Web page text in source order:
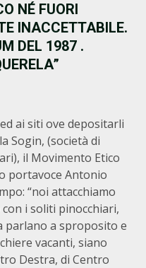
NÉ FUORI
INACCETTABILE.
DEL 1987 .
ai siti ove depositarli
Sogin, (società di
il Movimento Etico
portavoce Antonio
“noi attacchiamo
i soliti pinocchiari,
parlano a sproposito e
vacanti, siano
Destra, di Centro